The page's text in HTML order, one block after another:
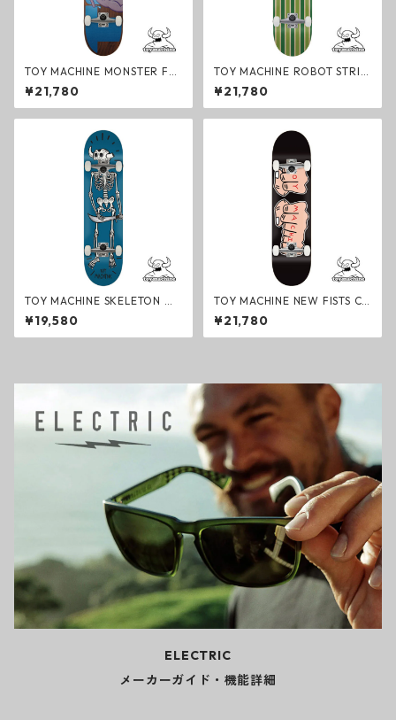
TOY MACHINE MONSTER FLE
X COMPLETE スケートボード
コンプリート TEAM トイマシ
ーン
¥21,780
TOY MACHINE ROBOT STRIP
ES GREEN COMPLETE スケー
トボード コンプリート TEAM
トイマシーン
¥21,780
TOY MACHINE SKELETON M
ONSTER COMPLETE スケート
ボード コンプリート TEAM ト
イマシーン
¥19,580
TOY MACHINE NEW FISTS C
OMPLETE スケートボード コ
ンプリート TEAM トイマシー
ン
¥21,780
ELECTRIC
メーカーガイド・機能詳細